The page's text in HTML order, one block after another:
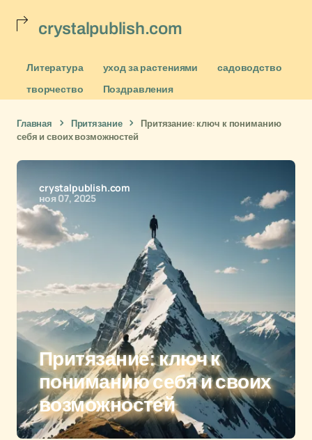
crystalpublish.com
Литература уход за растениями
садоводство
творчество
Поздравления
Главная Притязание
Притязание: ключ к пониманию
себя и своих возможностей
crystalpublish.com
ноя 07, 2025
Притязание: ключ к
пониманию себя и своих
возможностей